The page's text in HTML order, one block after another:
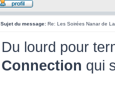
Sujet du message: Re: Les Soirées Nanar de
Du lourd pour
Connection qui